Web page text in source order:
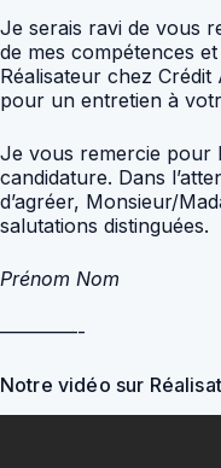
Je serais ravi de vous
de mes compétences
Réalisateur chez
pour un entretien à
Je vous remercie pour
candidature. Dans
d’agréer, Monsieur/
salutations distinguées.
Prénom Nom
————-
Notre vidéo sur